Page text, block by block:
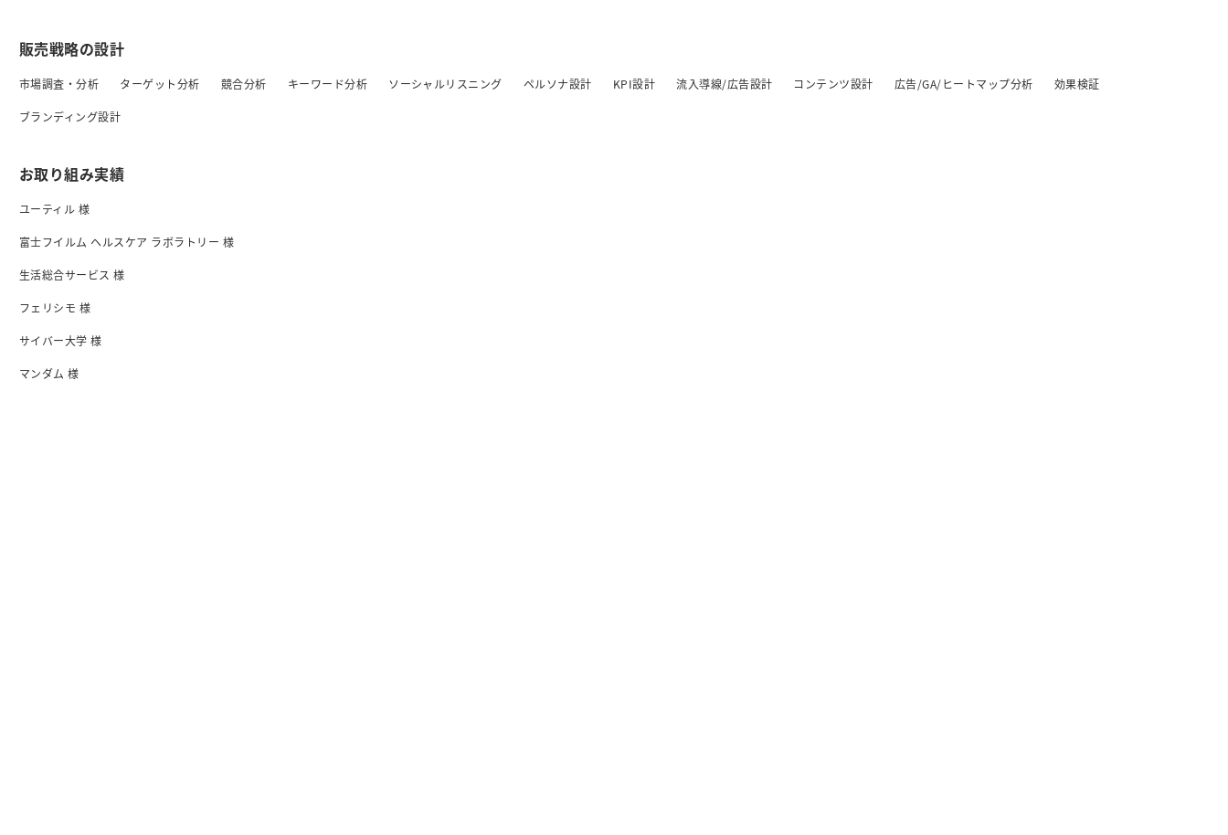
販売戦略の設計
市場調査・分析 ターゲット分析 競合分析 キーワード分析 ソーシャルリスニング ペルソナ設計 KPI設計 流入導線/広告設計 コンテンツ設計 広告/GA/ヒートマップ分析 効果検証
ブランディング設計
お取り組み実績
ユーティル 様
富士フイルム ヘルスケア ラボラトリー 様
生活総合サービス 様
フェリシモ 様
サイバー大学 様
マンダム 様